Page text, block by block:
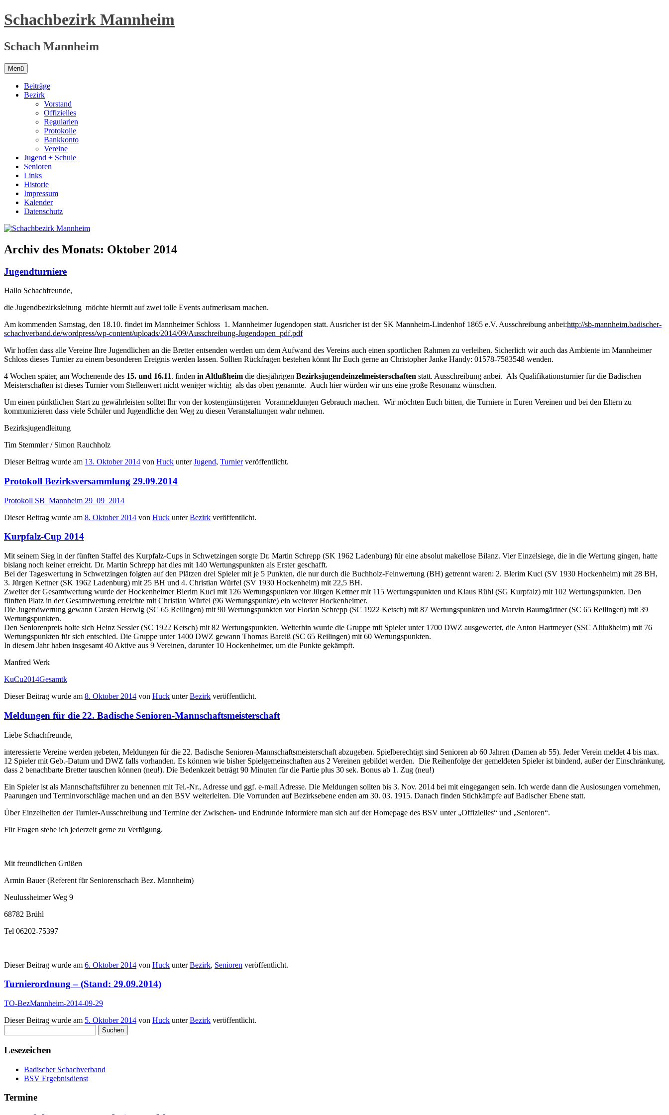
Zum
Inhalt
Schachbezirk Mannheim
Schach Mannheim
Menü
Beiträge
Bezirk
Vorstand
Offizielles
Regularien
Protokolle
Bankkonto
Vereine
Jugend + Schule
Senioren
Links
Historie
Impressum
Kalender
Datenschutz
Archiv des Monats: Oktober 2014
Jugendturniere
Hallo Schachfreunde,
die Jugendbezirksleitung möchte hiermit auf zwei tolle Events aufmerksam machen.
Am kommenden Samstag, den 18.10. findet im Mannheimer Schloss 1. Mannheimer Jugendopen statt. Ausricher ist der SK Mannheim-Lindenhof 1865 e.V. Ausschreibung anbei:http://sb-mannheim.badischer-
schachverband.de/wordpress/wp-content/uploads/2014/09/Ausschreibung-Jugendopen_pdf.pdf
Wir hoffen dass alle Vereine Ihre Jugendlichen an die Bretter entsenden werden um dem Aufwand des Vereins auch einen sportlichen Rahmen zu verleihen. Sicherlich wir auch das Ambiente im Mannheimer
Schloss dieses Turnier zu einem besonderen Ereignis werden lassen. Sollten Rückfragen bestehen könnt Ihr Euch gerne an Christopher Janke Handy: 01578-7583548 wenden.
4 Wochen später, am Wochenende des 15. und 16.11. finden in Altlußheim die diesjährigen Bezirksjugendeinzelmeisterschaften statt. Ausschreibung anbei. Als Qualifikationsturnier für die Badischen
Meisterschaften ist dieses Turnier vom Stellenwert nicht weniger wichtig als das oben genannte. Auch hier würden wir uns eine große Resonanz wünschen.
Um einen pünktlichen Start zu gewährleisten solltet Ihr von der kostengünstigeren Voranmeldungen Gebrauch machen. Wir möchten Euch bitten, die Turniere in Euren Vereinen und bei den Eltern zu
kommunizieren dass viele Schüler und Jugendliche den Weg zu diesen Veranstaltungen wahr nehmen.
Bezirksjugendleitung
Tim Stemmler / Simon Rauchholz
Dieser Beitrag wurde am 13. Oktober 2014 von Huck unterJugend, Turnierveröffentlicht.
Protokoll Bezirksversammlung 29.09.2014
Protokoll SB_Mannheim 29_09_2014
Dieser Beitrag wurde am 8. Oktober 2014 von Huck unterBezirk veröffentlicht.
Kurpfalz-Cup 2014
Mit seinem Sieg in der fünften Staffel des Kurpfalz-Cups in Schwetzingen sorgte Dr. Martin Schrepp (SK 1962 Ladenburg) für eine absolut makellose Bilanz. Vier Einzelsiege, die in die Wertung gingen, hatte
bislang noch keiner erreicht. Dr. Martin Schrepp hat dies mit 140 Wertungspunkten als Erster geschafft.
Bei der Tageswertung in Schwetzingen folgten auf den Plätzen drei Spieler mit je 5 Punkten, die nur durch die Buchholz-Feinwertung (BH) getrennt waren: 2. Blerim Kuci (SV 1930 Hockenheim) mit 28 BH,
3. Jürgen Kettner (SK 1962 Ladenburg) mit 25 BH und 4. Christian Würfel (SV 1930 Hockenheim) mit 22,5 BH.
Zweiter der Gesamtwertung wurde der Hockenheimer Blerim Kuci mit 126 Wertungspunkten vor Jürgen Kettner mit 115 Wertungspunkten und Klaus Rühl (SG Kurpfalz) mit 102 Wertungspunkten. Den
fünften Platz in der Gesamtwertung erreichte mit Christian Würfel (96 Wertungspunkte) ein weiterer Hockenheimer.
Die Jugendwertung gewann Carsten Herwig (SC 65 Reilingen) mit 90 Wertungspunkten vor Florian Schrepp (SC 1922 Ketsch) mit 87 Wertungspunkten und Marvin Baumgärtner (SC 65 Reilingen) mit 39
Wertungspunkten.
Den Seniorenpreis holte sich Heinz Sessler (SC 1922 Ketsch) mit 82 Wertungspunkten. Weiterhin wurde die Gruppe mit Spieler unter 1700 DWZ ausgewertet, die Anton Hartmeyer (SSC Altlußheim) mit 76
Wertungspunkten für sich entschied. Die Gruppe unter 1400 DWZ gewann Thomas Bareiß (SC 65 Reilingen) mit 60 Wertungspunkten.
In diesem Jahr haben insgesamt 40 Aktive aus 9 Vereinen, darunter 10 Hockenheimer, um die Punkte gekämpft.
Manfred Werk
KuCu2014Gesamtk
Dieser Beitrag wurde am 8. Oktober 2014 von Huck unterBezirk veröffentlicht.
Meldungen für die 22. Badische Senioren-Mannschaftsmeisterschaft
Liebe Schachfreunde,
interessierte Vereine werden gebeten, Meldungen für die 22. Badische Senioren-Mannschaftsmeisterschaft abzugeben. Spielberechtigt sind Senioren ab 60 Jahren (Damen ab 55). Jeder Verein meldet 4 bis max.
12 Spieler mit Geb.-Datum und DWZ falls vorhanden. Es können wie bisher Spielgemeinschaften aus 2 Vereinen gebildet werden. Die Reihenfolge der gemeldeten Spieler ist bindend, außer der Einschränkung,
dass 2 benachbarte Bretter tauschen können (neu!). Die Bedenkzeit beträgt 90 Minuten für die Partie plus 30 sek. Bonus ab 1. Zug (neu!)
Ein Spieler ist als Mannschaftsführer zu benennen mit Tel.-Nr., Adresse und ggf. e-mail Adresse. Die Meldungen sollten bis 3. Nov. 2014 bei mit eingegangen sein. Ich werde dann die Auslosungen vornehmen,
Paarungen und Terminvorschläge machen und an den BSV weiterleiten. Die Vorrunden auf Bezirksebene enden am 30. 03. 1915. Danach finden Stichkämpfe auf Badischer Ebene statt.
Über Einzelheiten der Turnier-Ausschreibung und Termine der Zwischen- und Endrunde informiere man sich auf der Homepage des BSV unter „Offizielles“ und „Senioren“.
Für Fragen stehe ich jederzeit gerne zu Verfügung.
Mit freundlichen Grüßen
Armin Bauer (Referent für Seniorenschach Bez. Mannheim)
Neulussheimer Weg 9
68782 Brühl
Tel 06202-75397
Dieser Beitrag wurde am 6. Oktober 2014 von Huck unterBezirk, Senioren veröffentlicht.
Turnierordnung – (Stand: 29.09.2014)
TO-BezMannheim-2014-09-29
Dieser Beitrag wurde am 5. Oktober 2014 von Huck unterBezirk veröffentlicht.
nach:
Lesezeichen
Badischer Schachverband
BSV Ergebnisdienst
Termine